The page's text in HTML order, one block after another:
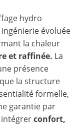
hydro
évoluée
la chaleur
et raffinée. La
présence
la structure
formelle,
garantie par
intégrerconfort,